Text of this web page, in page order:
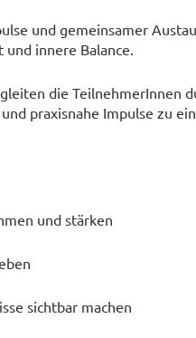
und gemeinsamer
innere Balance.
die TeilnehmerInnen
praxisnahe Impulse zu
und stärken
sichtbar machen